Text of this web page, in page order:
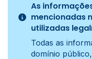
As
mencionadas
utilizadas
Todas as
domínio